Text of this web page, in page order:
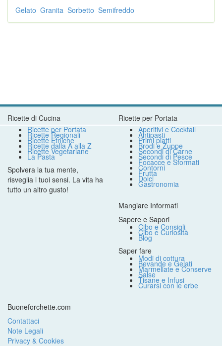
Gelato Granita Sorbetto Semifreddo
Ricette di Cucina
Ricette per Portata
Ricette Regionali
Ricette Etniche
Ricette dalla A alla Z
Ricette Vegetariane
La Pasta
Spolvera la tua mente,
risveglia i tuoi sensi. La vita ha
tutto un altro gusto!
Ricette per Portata
Aperitivi e Cocktail
Antipasti
Primi piatti
Brodi e Zuppe
Secondi di Carne
Secondi di Pesce
Focacce e Sformati
Contorni
Frutta
Dolci
Gastronomia
Mangiare Informati
Sapere e Sapori
Cibo e Consigli
Cibo e Curiosità
Blog
Saper fare
Modi di cottura
Bevande e Gelati
Marmellate e Conserve
Salse
Tisane e Infusi
Curarsi con le erbe
Buoneforchette.com
Contattaci
Note Legali
Privacy & Cookies